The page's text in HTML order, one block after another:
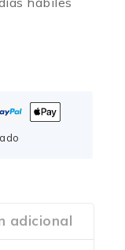
adicional